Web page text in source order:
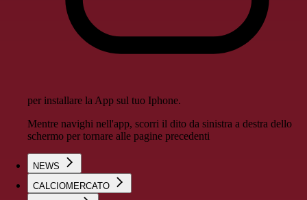
per installare la App sul tuo Iphone.
Mentre navighi nell'app, scorri il dito da sinistra a destra dello
schermo per tornare alle pagine precedenti
NEWS
CALCIOMERCATO